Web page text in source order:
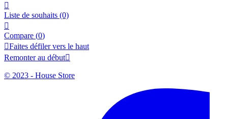

Liste de souhaits (0)

Compare (0)
Faites défiler vers le haut
Remonter au début
© 2023 - House Store